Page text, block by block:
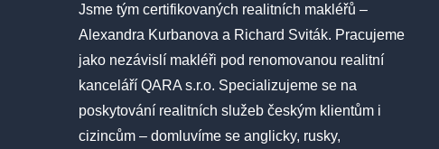
Jsme tým certifikovaných realitních makléřů –
Alexandra Kurbanova a Richard Sviták. Pracujeme
jako nezávislí makléři pod renomovanou realitní
kanceláří QARA s.r.o. Specializujeme se na
poskytování realitních služeb českým klientům i
cizincům – domluvíme se anglicky, rusky,